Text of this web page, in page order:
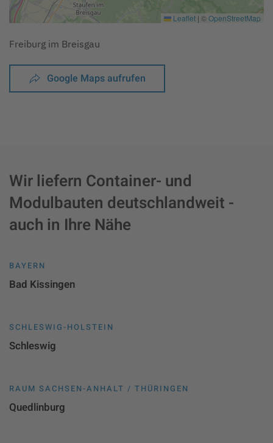
Leaflet | ©OpenStreetMap
Freiburg im Breisgau
Google Maps aufrufen
Wir liefern Container- und
Modulbauten deutschlandweit -
auch in Ihre Nähe
BAYERN
Bad Kissingen
SCHLESWIG-HOLSTEIN
Schleswig
RAUM SACHSEN-ANHALT / THÜRINGEN
Quedlinburg